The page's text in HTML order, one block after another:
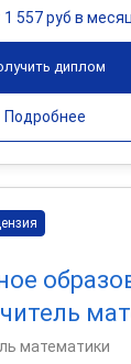
1 557 руб в
диплом
Подробнее
математики